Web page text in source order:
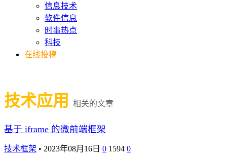
信息技术
软件信息
时事热点
科技
在线投稿
技术应用 相关的文章
基于 iframe 的微前端框架
技术框架 • 2023年08月16日 0 1594 0